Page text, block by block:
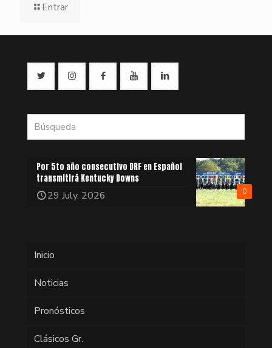
Entrar
0
Por 5to año consecutivo DRF en Español
transmitirá Kentucky Downs
29 July, 2026
Inicio
Noticias
Pronósticos
Clásicos Gr.